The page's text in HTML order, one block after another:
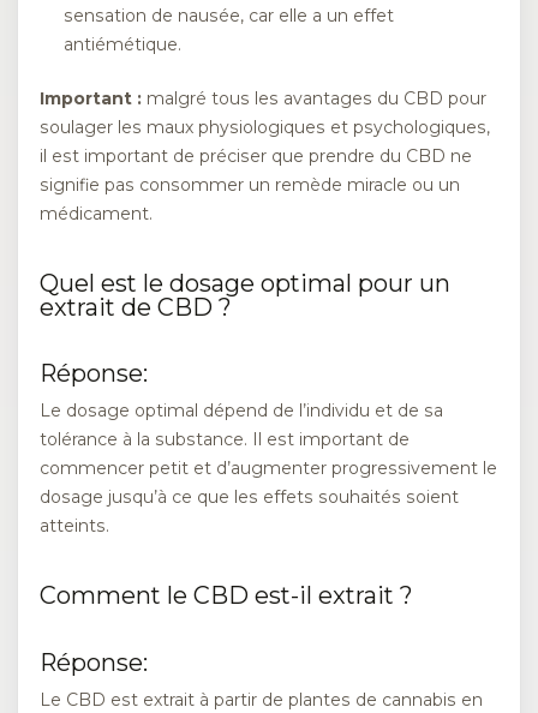
sensation de nausée, car elle a un effet
antiémétique.
Important : malgré tous les avantages du CBD pour
soulager les maux physiologiques et psychologiques,
il est important de préciser que prendre du CBD ne
signifie pas consommer un remède miracle ou un
médicament.
Quel est le dosage optimal pour un
extrait de CBD ?
Réponse:
Le dosage optimal dépend de l’individu et de sa
tolérance à la substance. Il est important de
commencer petit et d’augmenter progressivement le
dosage jusqu’à ce que les effets souhaités soient
atteints.
Comment le CBD est-il extrait ?
Réponse:
Le CBD est extrait à partir de plantes de cannabis en